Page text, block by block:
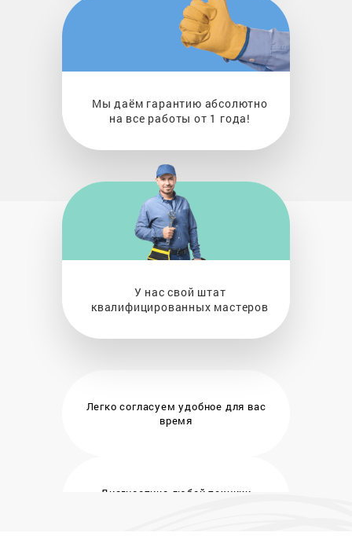
Мы даём гарантию абсолютно
на все работы от 1 года!
У нас свой штат
квалифицированных мастеров
Легко согласуем удобное для вас
время
Диагностика любой техники